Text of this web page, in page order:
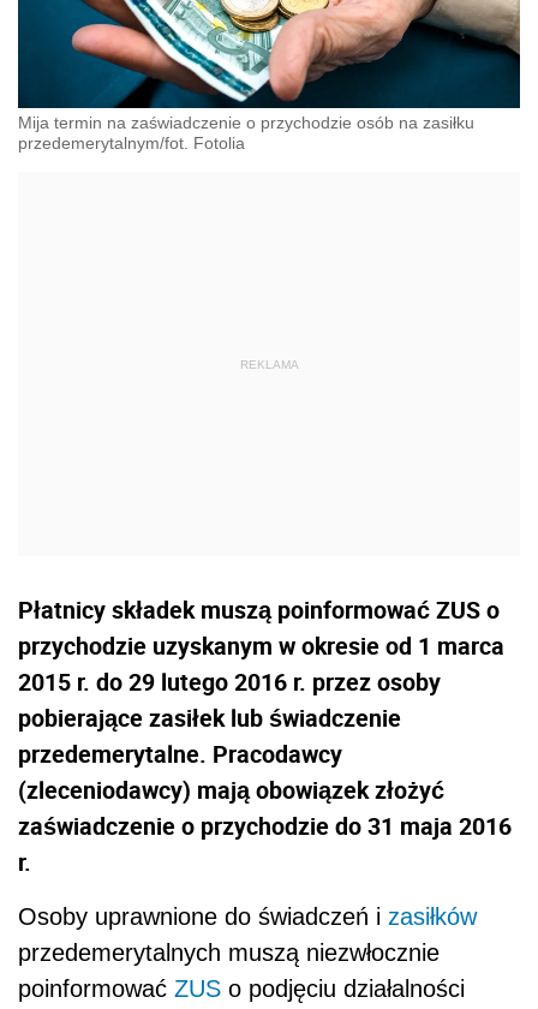
Mija termin na zaświadczenie o przychodzie osób na zasiłku
przedemerytalnym/fot. Fotolia
Płatnicy składek muszą poinformować ZUS o
przychodzie uzyskanym w okresie od 1 marca
2015 r. do 29 lutego 2016 r. przez osoby
pobierające zasiłek lub świadczenie
przedemerytalne. Pracodawcy
(zleceniodawcy) mają obowiązek złożyć
zaświadczenie o przychodzie do 31 maja 2016
r.
Osoby uprawnione do świadczeń i zasiłków
przedemerytalnych muszą niezwłocznie
poinformować ZUS o podjęciu działalności